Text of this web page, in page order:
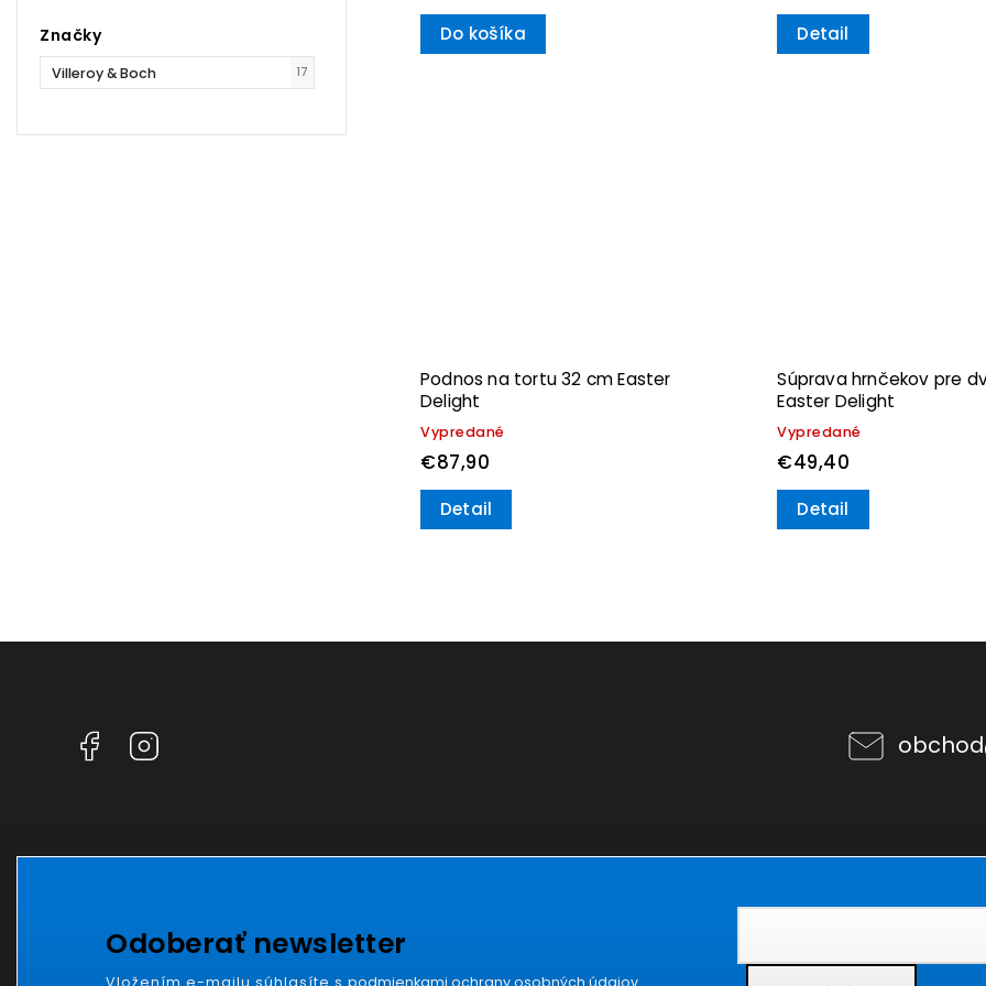
Značky
Villeroy & Boch 17
Do košíka Detail
Podnos na tortu 32 cm Easter
Delight
Vypredané
€87,90
Detail
Súprava hrnčekov pre
Easter Delight
Vypredané
€49,40
Detail
Facebook obchod
Odoberať newsletter
Vložením e-mailu súhlasíte s podmienkami ochrany osobných údajov